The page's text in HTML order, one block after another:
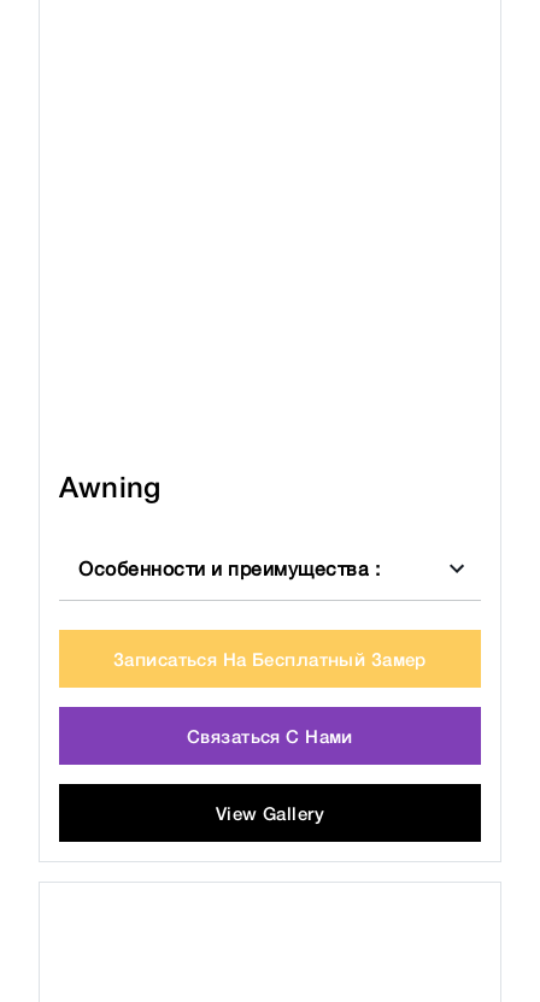
Awning
Особенности и преимущества :
Записаться На Бесплатный Замер
Связаться С Нами
View Gallery